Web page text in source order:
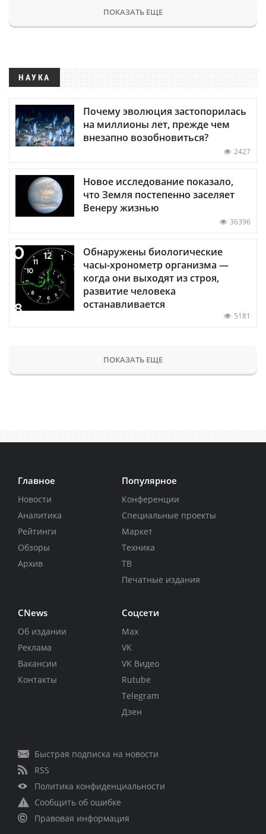
ПОКАЗАТЬ ЕЩЕ
НАУКА
Почему эволюция застопорилась
на миллионы лет, прежде чем
внезапно возобновиться?
2427
Новое исследование показало,
что Земля постепенно заселяет
Венеру жизнью
36396
Обнаружены биологические
часы-хронометр организма —
когда они выходят из строя,
развитие человека
останавливается
5181
ПОКАЗАТЬ ЕЩЕ
Главное
Новости
Аналитика
Рейтинги
Обзоры
Архив
Популярное
Конференции
Специальные проекты
Маркет
Техника
ТВ
Печатные издания
CNews
Об издании
Реклама
Вакансии
Контакты
Соцсети
Max
VK
VK Видео
Rutube
Telegram
Дзен
Быстрая подписка на новости
RSS
Политика конфиденциальности
Сообщить об ошибке
Правовая информация